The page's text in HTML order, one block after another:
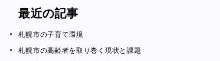
最近の記事
札幌市の子育て環境
札幌市の高齢者を取り巻く現状と課題